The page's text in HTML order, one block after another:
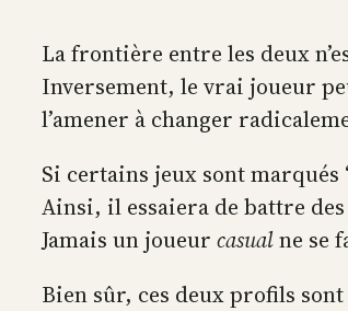
La frontière entre les deux
Inversement, le vrai joueur
l’amener à changer
Si certains jeux sont marqués
Ainsi, il essaiera de battre
Jamais un joueur casualne se
Bien sûr, ces deux profils